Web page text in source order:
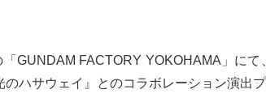
GUNDAM FACTORY YOKOHAMA」に
のハサウェイ』とのコラボレーション演出